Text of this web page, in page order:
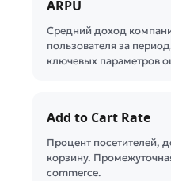
ARPU
Средний доход
пользователя за
ключевых параметров
Add to Cart Rate
Процент посетителей,
корзину.
commerce.